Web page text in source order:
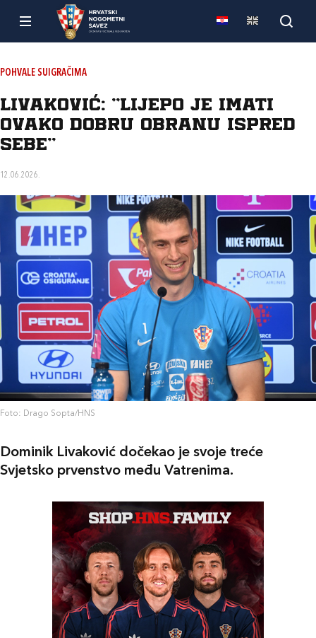
POHVALE SUIGRAČIMA
Livaković: “Lijepo je imati
ovako dobru obranu ispred
sebe“
12.06.2026.
Foto: Drago Sopta/HNS
Dominik Livaković dočekao je svoje treće
Svjetsko prvenstvo među Vatrenima.